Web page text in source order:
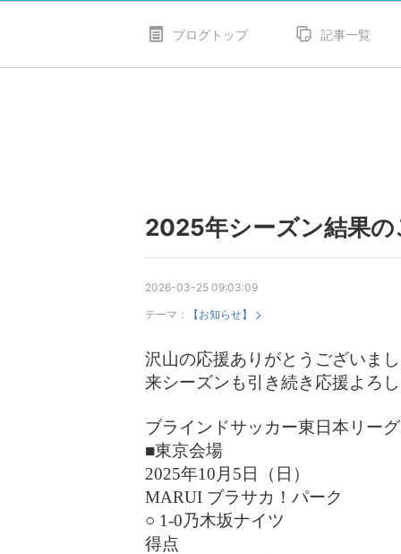
ブログトップ 記事一覧
2025年シーズン結果の
2026-03-25 09:03:09
テーマ：
【お知らせ】
沢山の応援ありがとうございまし
来シーズンも引き続き応援よろ
ブラインドサッカー東日本リー
■東京会場
2025年10月5日（日）
MARUI ブラサカ！パーク
○ 1-0乃木坂ナイツ
得点